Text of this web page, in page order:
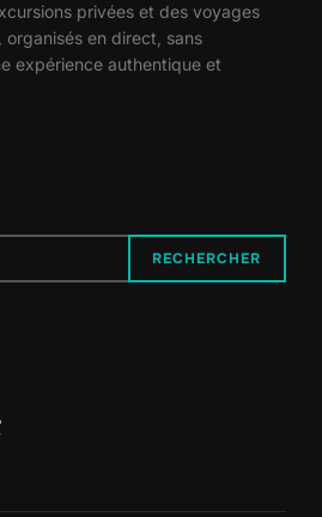
privées et des voyages
organisés en direct, sans
expérience authentique et
RECHERCHER